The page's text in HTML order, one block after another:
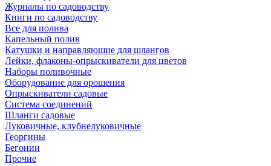
Журналы по садоводству
Книги по садоводству
Все для полива
Капельный полив
Катушки и направляюшие для шлангов
Лейки, флаконы-опрыскиватели для цветов
Наборы поливочные
Оборудование для орошения
Опрыскиватели садовые
Система соединений
Шланги садовые
Луковичные, клубнелуковичные
Георгины
Бегонии
Прочие